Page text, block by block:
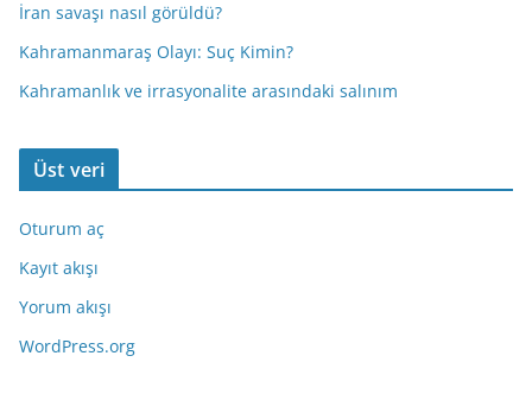
İran savaşı nasıl görüldü?
Kahramanmaraş Olayı: Suç Kimin?
Kahramanlık ve irrasyonalite arasındaki salınım
Üst veri
Oturum aç
Kayıt akışı
Yorum akışı
WordPress.org